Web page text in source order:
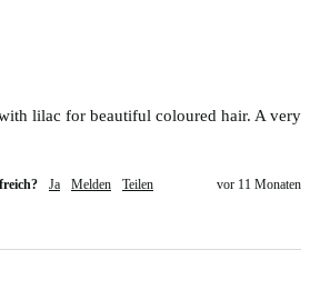
lilac for beautiful coloured hair. A very
Ja Melden Teilen vor 11 Monaten